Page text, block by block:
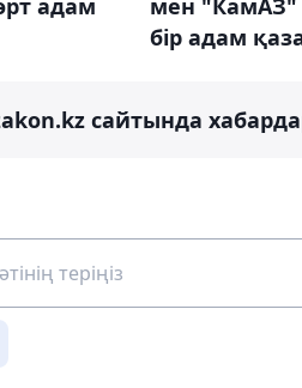
адам
бір адам
сайтында